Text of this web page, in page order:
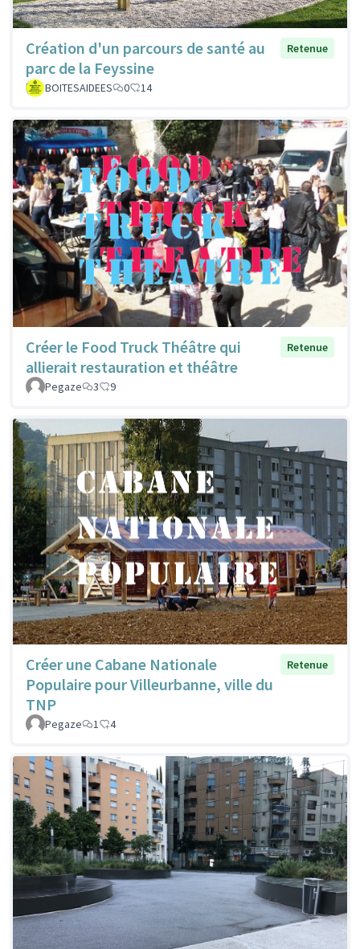
Création d'un parcours de santé au
parc de la Feyssine
Retenue
BOITESAIDEES 0 14
Créer le Food Truck Théâtre qui
allierait restauration et théâtre
Retenue
Pegaze 3 9
Créer une Cabane Nationale
Populaire pour Villeurbanne, ville du
TNP
Retenue
Pegaze 1 4